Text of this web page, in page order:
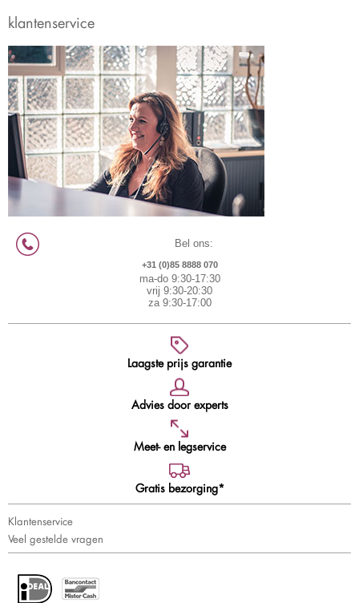
klantenservice
Bel ons:
+31 (0)85 8888 070
ma-do 9:30-17:30
vrij 9:30-20:30
za 9:30-17:00
Laagste prijs garantie
Advies door experts
Meet- en legservice
Gratis bezorging*
Klantenservice
Veel gestelde vragen